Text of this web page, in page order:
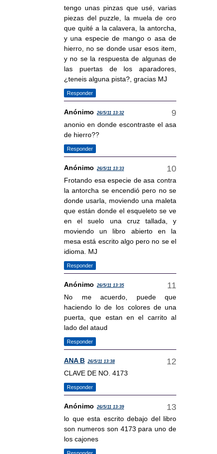
tengo unas pinzas que usé, varias
piezas del puzzle, la muela de oro
que quité a la calavera, la antorcha,
y una especie de mango o asa de
hierro, no se donde usar esos item,
y no se la respuesta de algunas de
las puertas de los aparadores,
¿teneis alguna pista?, gracias MJ
Responder
Anónimo 26/5/11 13:32
anonio en donde escontraste el asa
de hierro??
Responder
Anónimo 26/5/11 13:33
Frotando esa especie de asa contra
la antorcha se encendió pero no se
donde usarla, moviendo una maleta
que están donde el esqueleto se ve
en el suelo una cruz tallada, y
moviendo un libro abierto en la
mesa está escrito algo pero no se el
idioma. MJ
Responder
Anónimo 26/5/11 13:35
No me acuerdo, puede que
haciendo lo de los colores de una
puerta, que estan en el carrito al
lado del ataud
Responder
ANA B 26/5/11 13:38
CLAVE DE NO. 4173
Responder
Anónimo 26/5/11 13:39
lo que esta escrito debajo del libro
son numeros son 4173 para uno de
los cajones
Responder